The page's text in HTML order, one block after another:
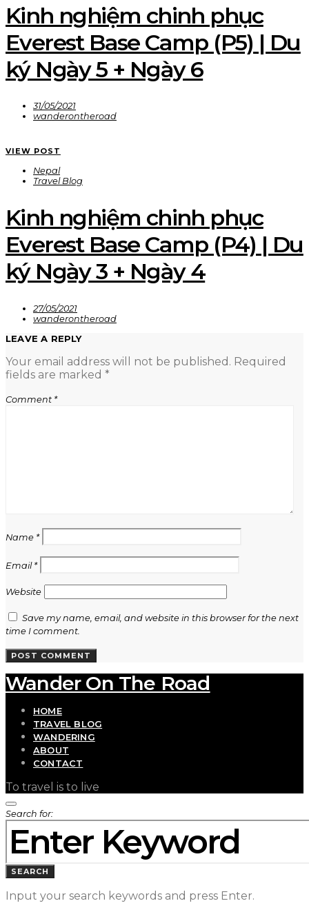
Kinh nghiệm chinh phục
Everest Base Camp (P5) | Du
ký Ngày 5 + Ngày 6
31/05/2021
wanderontheroad
VIEW POST
Nepal
Travel Blog
Kinh nghiệm chinh phục
Everest Base Camp (P4) | Du
ký Ngày 3 + Ngày 4
27/05/2021
wanderontheroad
LEAVE A REPLY
Your email address will not be published. Required
fields are marked *
Comment *
Name *
Email *
Website
Save my name, email, and website in this browser for the next
time I comment.
Wander On The Road
HOME
TRAVEL BLOG
WANDERING
ABOUT
CONTACT
To travel is to live
Search for:
SEARCH
Input your search keywords and press Enter.